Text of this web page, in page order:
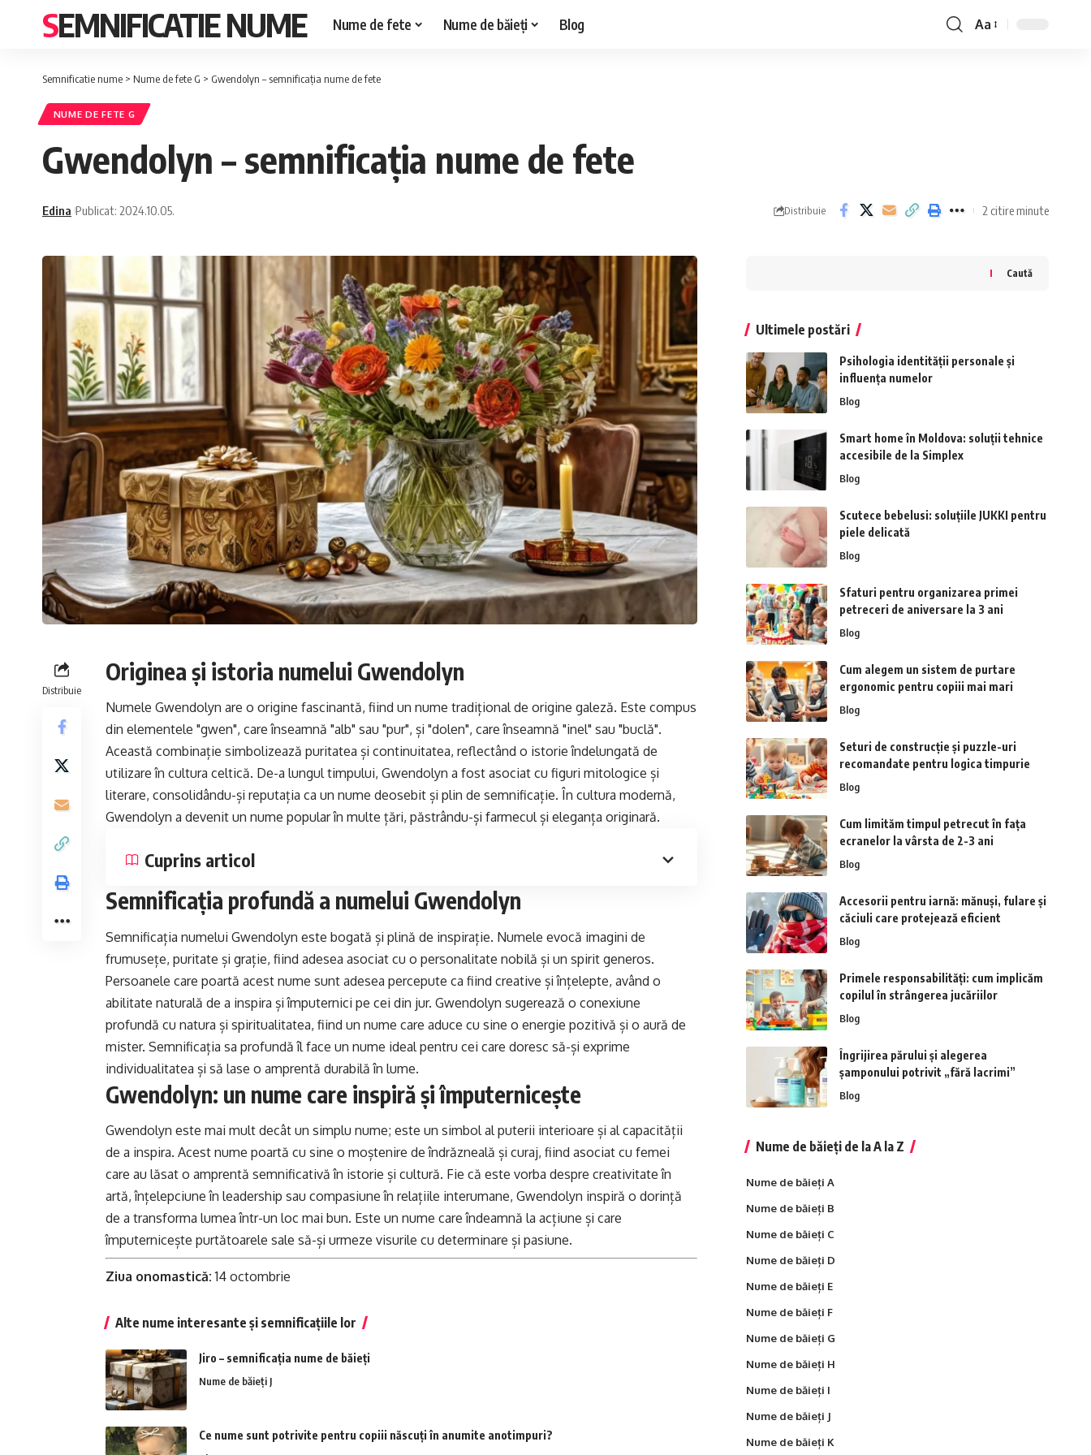
SEMNIFICATIE NUME Nume de fete Nume de băieți Blog
Font
Aa
Semnificatie nume > Nume de fete G > Gwendolyn – semnificația nume de fete
NUME DE FETE G
Gwendolyn – semnificația nume de fete
Edina Publicat: 2024.10.05. Distribuie 2 citire minute
Distribuie
Originea și istoria numelui Gwendolyn
Numele Gwendolyn are o origine fascinantă, fiind un nume tradițional de origine galeză. Este compus
din elementele "gwen", care înseamnă "alb" sau "pur", și "dolen", care înseamnă "inel" sau "buclă".
Această combinație simbolizează puritatea și continuitatea, reflectând o istorie îndelungată de
utilizare în cultura celtică. De-a lungul timpului, Gwendolyn a fost asociat cu figuri mitologice și
literare, consolidându-și reputația ca un nume deosebit și plin de semnificație. În cultura modernă,
Gwendolyn a devenit un nume popular în multe țări, păstrându-și farmecul și eleganța originară.
Cuprins articol
Semnificația profundă a numelui Gwendolyn
Semnificația numelui Gwendolyn este bogată și plină de inspirație. Numele evocă imagini de
frumusețe, puritate și grație, fiind adesea asociat cu o personalitate nobilă și un spirit generos.
Persoanele care poartă acest nume sunt adesea percepute ca fiind creative și înțelepte, având o
abilitate naturală de a inspira și împuternici pe cei din jur. Gwendolyn sugerează o conexiune
profundă cu natura și spiritualitatea, fiind un nume care aduce cu sine o energie pozitivă și o aură de
mister. Semnificația sa profundă îl face un nume ideal pentru cei care doresc să-și exprime
individualitatea și să lase o amprentă durabilă în lume.
Gwendolyn: un nume care inspiră și împuternicește
Gwendolyn este mai mult decât un simplu nume; este un simbol al puterii interioare și al capacității
de a inspira. Acest nume poartă cu sine o moștenire de îndrăzneală și curaj, fiind asociat cu femei
care au lăsat o amprentă semnificativă în istorie și cultură. Fie că este vorba despre creativitate în
artă, înțelepciune în leadership sau compasiune în relațiile interumane, Gwendolyn inspiră o dorință
de a transforma lumea într-un loc mai bun. Este un nume care îndeamnă la acțiune și care
împuternicește purtătoarele sale să-și urmeze visurile cu determinare și pasiune.
Ziua onomastică: 14 octombrie
Alte nume interesante și semnificațiile lor
Jiro – semnificația nume de băieți
Nume de băieți J
Ce nume sunt potrivite pentru copiii născuți în anumite anotimpuri?
Caută
Ultimele postări
Psihologia identității personale și
influența numelor
Blog
Smart home în Moldova: soluții tehnice
accesibile de la Simplex
Blog
Scutece bebelusi: soluțiile JUKKI pentru
piele delicată
Blog
Sfaturi pentru organizarea primei
petreceri de aniversare la 3 ani
Blog
Cum alegem un sistem de purtare
ergonomic pentru copiii mai mari
Blog
Seturi de construcție și puzzle-uri
recomandate pentru logica timpurie
Blog
Cum limităm timpul petrecut în fața
ecranelor la vârsta de 2-3 ani
Blog
Accesorii pentru iarnă: mănuși, fulare și
căciuli care protejează eficient
Blog
Primele responsabilități: cum implicăm
copilul în strângerea jucăriilor
Blog
Îngrijirea părului și alegerea
șamponului potrivit „fără lacrimi”
Blog
Nume de băieți de la A la Z
Nume de băieți A
Nume de băieți B
Nume de băieți C
Nume de băieți D
Nume de băieți E
Nume de băieți F
Nume de băieți G
Nume de băieți H
Nume de băieți I
Nume de băieți J
Nume de băieți K